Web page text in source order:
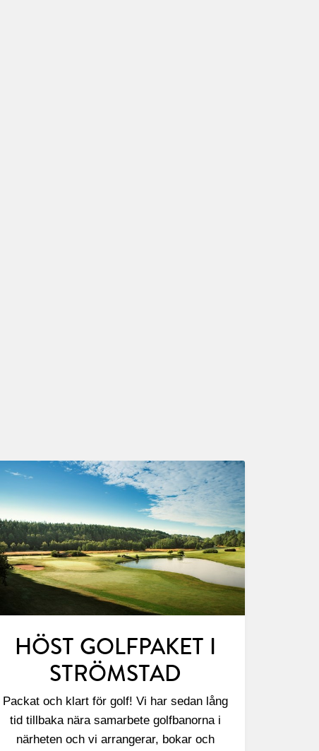
HÖST GOLFPAKET I
STRÖMSTAD
Packat och klart för golf! Vi har sedan lång
tid tillbaka nära samarbete golfbanorna i
närheten och vi arrangerar, bokar och